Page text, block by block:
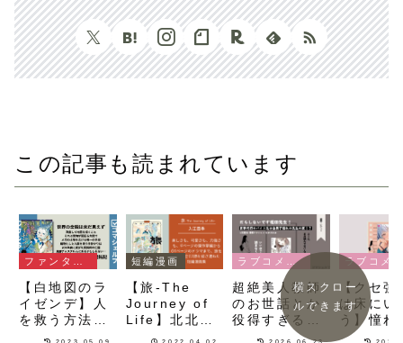
この記事も読まれています
【白地図のラ
イゼンデ】人
を救う方法を
求めて暗闇を
2023.05.09
短編漫画
【旅-The
Journey of
Life】北北西
に曇と往けの
2022.04.02
ラブコメ漫画
超絶美人教師
のお世話とか
役得すぎる
『だらしない
2026.06.23
【クセ強
は床にい
う】憧れ
性がビッ
横スクロー
ルできます